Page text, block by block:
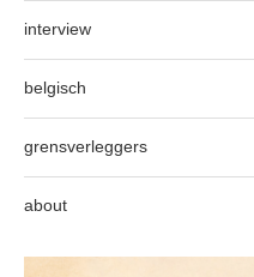
interview
belgisch
grensverleggers
about